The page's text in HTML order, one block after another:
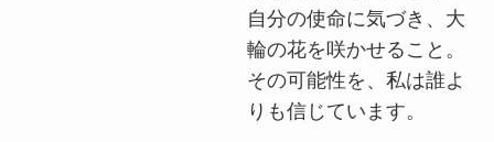
自分の使命に気づき、大
輪の花を咲かせること。
その可能性を、私は誰よ
りも信じています。